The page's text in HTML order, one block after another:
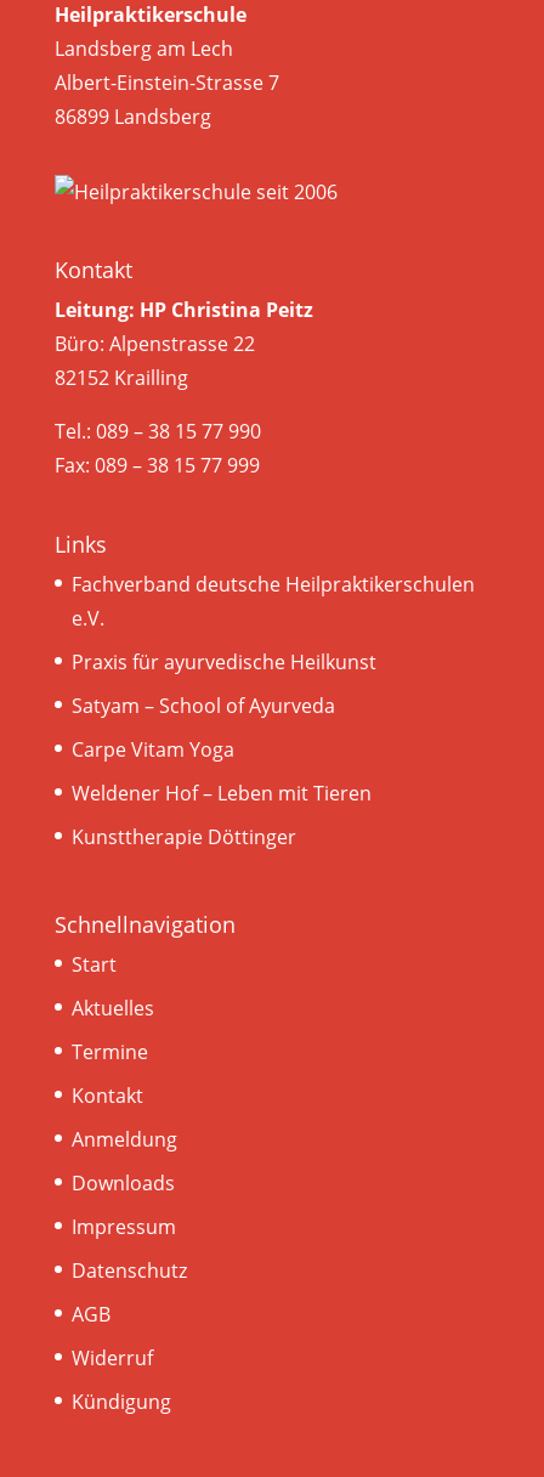
Heilpraktikerschule
Landsberg am Lech
Albert-Einstein-Strasse 7
86899 Landsberg
Kontakt
Leitung: HP Christina Peitz
Büro: Alpenstrasse 22
82152 Krailling
Tel.: 089 – 38 15 77 990
Fax: 089 – 38 15 77 999
Links
Fachverband deutsche Heilpraktikerschulen
e.V.
Praxis für ayurvedische Heilkunst
Satyam – School of Ayurveda
Carpe Vitam Yoga
Weldener Hof – Leben mit Tieren
Kunsttherapie Döttinger
Schnellnavigation
Start
Aktuelles
Termine
Kontakt
Anmeldung
Downloads
Impressum
Datenschutz
AGB
Widerruf
Kündigung